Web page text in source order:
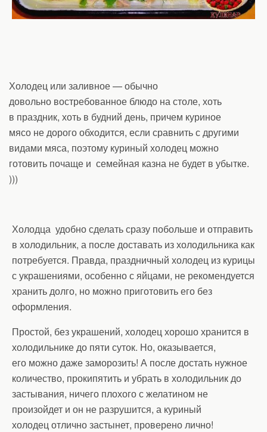
Холодец или заливное — обычно
довольно востребованное блюдо на столе, хоть
в праздник, хоть в будний день, причем куриное
мясо не дорого обходится, если сравнить с другими
видами мяса, поэтому куриный холодец можно
готовить почаще и семейная казна не будет в убытке.
)))
Холодца удобно сделать сразу побольше и отправить
в холодильник, а после доставать из холодильника как
потребуется. Правда, праздничный холодец из курицы
с украшениями, особенно с яйцами, не рекомендуется
хранить долго, но можно приготовить его без
оформления.
Простой, без украшений, холодец хорошо хранится в
холодильнике до пяти суток. Но, оказывается,
его можно даже заморозить! А после достать нужное
количество, прокипятить и убрать в холодильник до
застывания, ничего плохого с желатином не
произойдет и он не разрушится, а куриный
холодец отлично застынет, проверено лично!